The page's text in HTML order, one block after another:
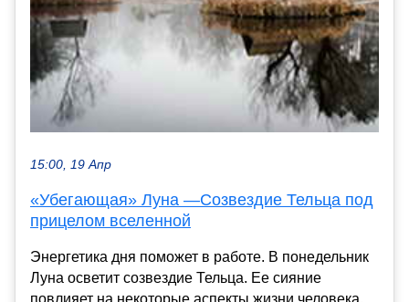
15:00, 19 Апр
«Убегающая» Луна —Созвездие Тельца под
прицелом вселенной
Энергетика дня поможет в работе. В понедельник
Луна осветит созвездие Тельца. Ее сияние